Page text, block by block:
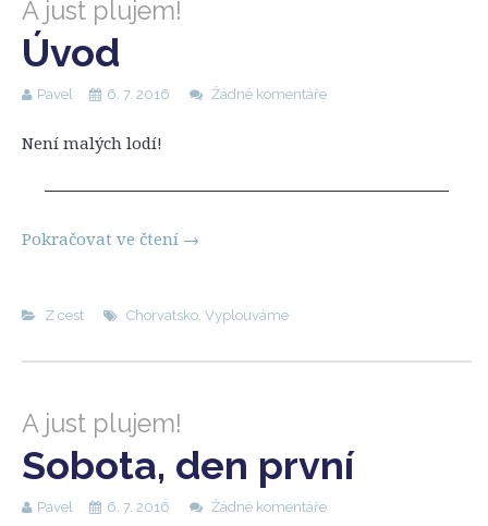
A just plujem!
Úvod
Pavel 6. 7. 2016 Žádné komentáře
Není malých lodí!
Pokračovat ve čtení →
Z cest Chorvatsko, Vyplouváme
A just plujem!
Sobota, den první
Pavel 6. 7. 2016 Žádné komentáře